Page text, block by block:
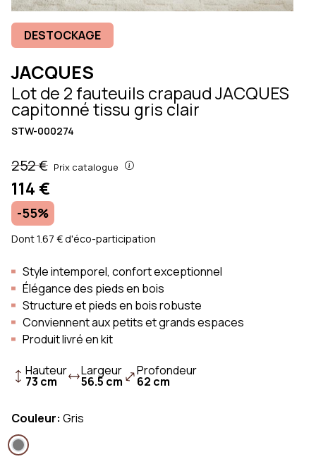
DESTOCKAGE
JACQUES
Lot de 2 fauteuils crapaud JACQUES
capitonné tissu gris clair
STW-000274
252 € Prix catalogue
114 €
-55%
Dont 1.67 € d'éco-participation
Style intemporel, confort exceptionnel
Élégance des pieds en bois
Structure et pieds en bois robuste
Conviennent aux petits et grands espaces
Produit livré en kit
Hauteur
73 cm
Largeur
56.5 cm
Profondeur
62 cm
Couleur: Gris